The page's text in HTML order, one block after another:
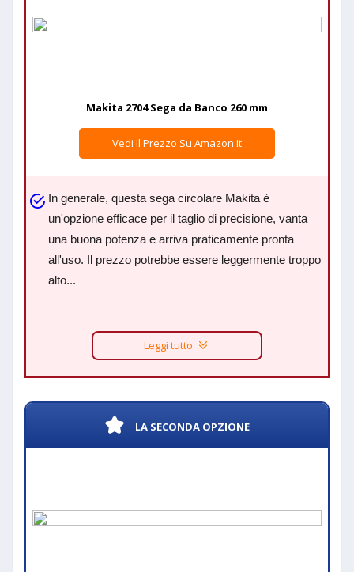
Makita 2704 Sega da Banco 260 mm
Vedi Il Prezzo Su Amazon.it
In generale, questa sega circolare Makita è
un'opzione efficace per il taglio di precisione, vanta
una buona potenza e arriva praticamente pronta
all'uso. Il prezzo potrebbe essere leggermente troppo
alto...
Leggi tutto
LA SECONDA OPZIONE